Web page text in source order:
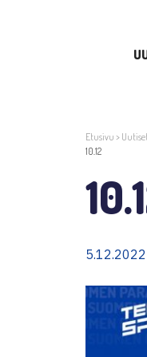
Etusivu >
10.12